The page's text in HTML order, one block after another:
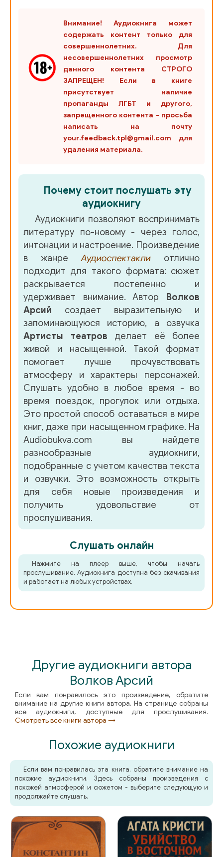
Внимание! Аудиокнига может
содержать контент только для
совершеннолетних. Для
несовершеннолетних просмотр
данного контента СТРОГО
ЗАПРЕЩЕН! Если в книге
присутствует наличие
пропаганды ЛГБТ и другого,
запрещенного контента - просьба
написать на почту
your.feedback.tpl@gmail.com для
удаления материала.
Почему стоит послушать эту
аудиокнигу
Аудиокниги позволяют воспринимать
литературу по-новому - через голос,
интонации и настроение. Произведение
в жанреАудиоспектакли отлично
подходит для такого формата: сюжет
раскрывается постепенно и
удерживает внимание. Автор
Волков
Арсий создает выразительную и
запоминающуюся историю, а озвучка
Артисты театров делает её более
живой и насыщенной. Такой формат
помогает лучше прочувствовать
атмосферу и характеры персонажей.
Слушать удобно в любое время - во
время поездок, прогулок или отдыха.
Это простой способ оставаться в мире
книг, даже при насыщенном графике. На
Audiobukva.com вы найдете
разнообразные аудиокниги,
подобранные с учетом качества текста
и озвучки. Это возможность открыть
для себя новые произведения и
получить удовольствие от
прослушивания.
Слушать онлайн
Нажмите на плеер выше, чтобы начать
прослушивание. Аудиокнига доступна без скачивания
и работает на любых устройствах.
Другие аудиокниги автора
Волков Арсий
Если вам понравилось это произведение, обратите
внимание на другие книги автора. На странице собраны
все аудиокниги, доступные для прослушивания.
Смотреть все книги автора →
Похожие аудиокниги
Если вам понравилась эта книга, обратите внимание на
похожие аудиокниги. Здесь собраны произведения с
похожей атмосферой и сюжетом - выберите следующую и
продолжайте слушать.